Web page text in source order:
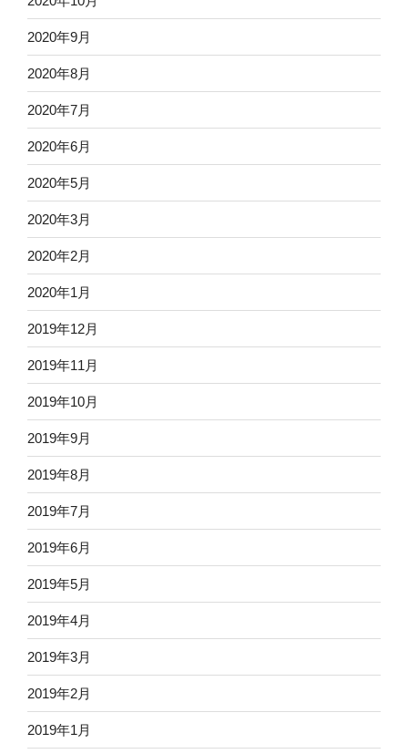
2020年9月
2020年8月
2020年7月
2020年6月
2020年5月
2020年3月
2020年2月
2020年1月
2019年12月
2019年11月
2019年10月
2019年9月
2019年8月
2019年7月
2019年6月
2019年5月
2019年4月
2019年3月
2019年2月
2019年1月